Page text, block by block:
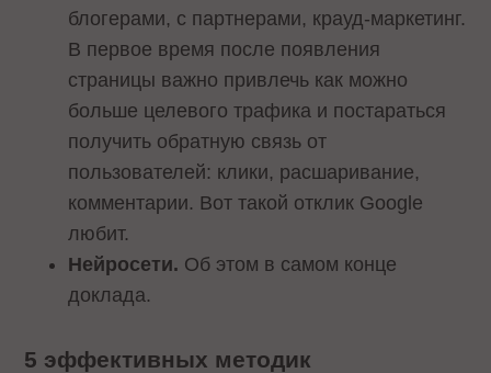
блогерами, с партнерами, крауд-маркетинг.
В первое время после появления
страницы важно привлечь как можно
больше целевого трафика и постараться
получить обратную связь от
пользователей: клики, расшаривание,
комментарии. Вот такой отклик Google
любит.
Нейросети. Об этом в самом конце
доклада.
5 эффективных методик